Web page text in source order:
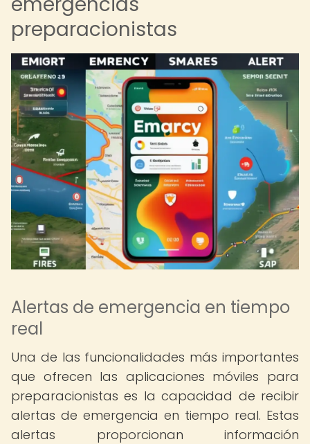
preparacionistas
Alertas de emergencia en tiempo
real
Una de las funcionalidades más importantes
que ofrecen las aplicaciones móviles para
preparacionistas es la capacidad de recibir
alertas de emergencia en tiempo real. Estas
alertas proporcionan información